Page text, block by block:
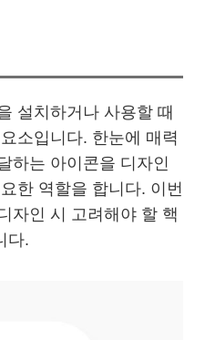
설치하거나 사용할 때
소입니다. 한눈에 매력
하는 아이콘을 디자인
한 역할을 합니다. 이번
자인 시 고려해야 할 핵
다.